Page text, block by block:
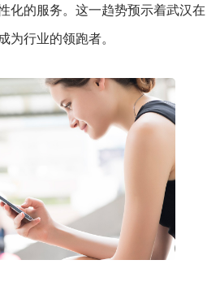
化的服务。这一趋势预示着武汉在
为行业的领跑者。